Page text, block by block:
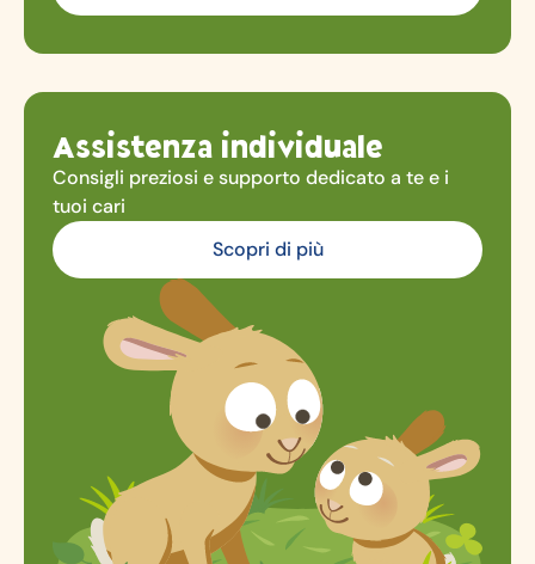
Assistenza individuale
Consigli preziosi e supporto dedicato a te e i
tuoi cari
Scopri di più